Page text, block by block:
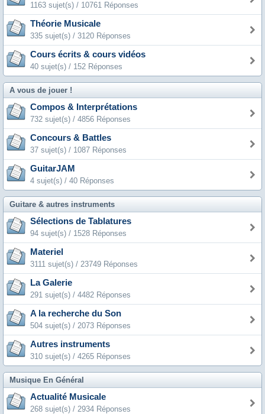
1163 sujet(s) / 10761 Réponses
Théorie Musicale
335 sujet(s) / 3120 Réponses
Cours écrits & cours vidéos
40 sujet(s) / 152 Réponses
A vous de jouer !
Compos & Interprétations
732 sujet(s) / 4856 Réponses
Concours & Battles
37 sujet(s) / 1087 Réponses
GuitarJAM
4 sujet(s) / 40 Réponses
Guitare & autres instruments
Sélections de Tablatures
94 sujet(s) / 1528 Réponses
Materiel
3111 sujet(s) / 23749 Réponses
La Galerie
291 sujet(s) / 4482 Réponses
A la recherche du Son
504 sujet(s) / 2073 Réponses
Autres instruments
310 sujet(s) / 4265 Réponses
Musique En Général
Actualité Musicale
268 sujet(s) / 2934 Réponses